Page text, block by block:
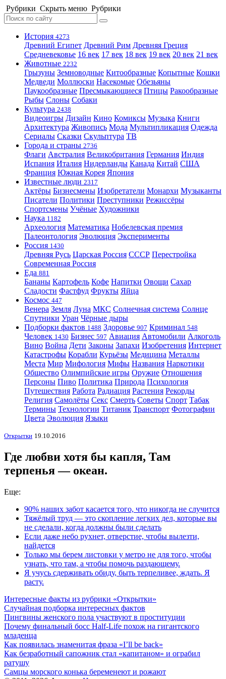
Рубрики Скрыть меню Рубрики
История 4273
Древний Египет Древний Рим Древняя Греция
Средневековье 16 век 17 век 18 век 19 век 20 век 21 век
Животные 2232
Грызуны Земноводные Китообразные Копытные Кошки
Медведи Моллюски Насекомые Обезьяны
Паукообразные Пресмыкающиеся Птицы Ракообразные
Рыбы Слоны Собаки
Культура 2438
Видеоигры Дизайн Кино Комиксы Музыка Книги
Архитектура Живопись Мода Мультипликация Одежда
Сериалы Сказки Скульптура ТВ
Города и страны 2736
Флаги Австралия Великобритания Германия Индия
Испания Италия Нидерланды Канада Китай США
Франция Южная Корея Япония
Известные люди 2317
Актёры Бизнесмены Изобретатели Монархи Музыканты
Писатели Политики Преступники Режиссёры
Спортсмены Учёные Художники
Наука 1182
Археология Математика Нобелевская премия
Палеонтология Эволюция Эксперименты
Россия 1430
Древняя Русь Царская Россия СССР Перестройка
Современная Россия
Еда 881
Бананы Картофель Кофе Напитки Овощи Сахар
Сладости Фастфуд Фрукты Яйца
Космос 447
Венера Земля Луна МКС Солнечная система Солнце
Спутники Уран Чёрные дыры
Подборки фактов 1488 Здоровье 907 Криминал 548
Человек 1430 Бизнес 597 Авиация Автомобили Алкоголь
Вино Война Дети Законы Запахи Изобретения Интернет
Катастрофы Корабли Курьёзы Медицина Металлы
Места Мир Мифология Мифы Названия Наркотики
Общество Олимпийские игры Оружие Отношения
Персоны Пиво Политика Природа Психология
Путешествия Работа Радиация Растения Рекорды
Религия Самолёты Секс Смерть Советы Спорт Табак
Термины Технологии Титаник Транспорт Фотографии
Цвета Эволюция Языки
Открытки 19.10.2016
Где любви хотя бы капля, Там
терпенья — океан.
Еще:
90% наших забот касается того, что никогда не случится
Тяжёлый труд — это скопление легких дел, которые вы
не сделали, когда должны были сделать
Если даже небо рухнет, отверстие, чтобы вылезти,
найдется
Только мы берем листовки у метро не для того, чтобы
узнать, что там, а чтобы помочь раздающему.
Я учусь сдерживать обиду, быть терпеливее, ждать. Я
расту.
Интересные факты из рубрики «Открытки»
Случайная подборка интересных фактов
Пингвины женского пола участвуют в проституции
Почему финальный босс Half-Life похож на гигантского
младенца
Как появилась знаменитая фраза «I’ll be back»
Как безработный сапожник стал «капитаном» и ограбил
ратушу
Самцы морского конька беременеют и рожают